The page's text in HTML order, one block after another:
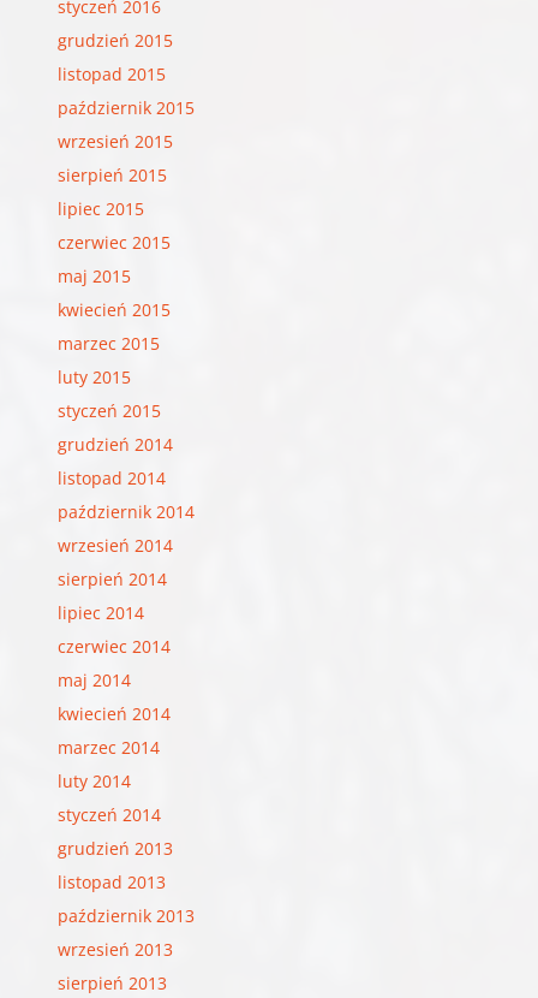
styczeń 2016
grudzień 2015
listopad 2015
październik 2015
wrzesień 2015
sierpień 2015
lipiec 2015
czerwiec 2015
maj 2015
kwiecień 2015
marzec 2015
luty 2015
styczeń 2015
grudzień 2014
listopad 2014
październik 2014
wrzesień 2014
sierpień 2014
lipiec 2014
czerwiec 2014
maj 2014
kwiecień 2014
marzec 2014
luty 2014
styczeń 2014
grudzień 2013
listopad 2013
październik 2013
wrzesień 2013
sierpień 2013